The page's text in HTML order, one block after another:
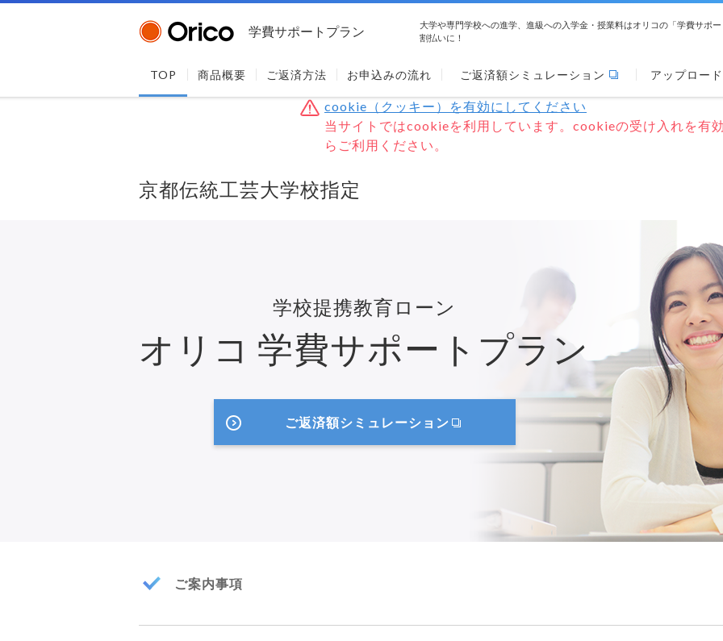
学費サポートプラン
大学や専門学校への進学、進級への入学金・授業料はオリコの「学費サポ
割払いに！
TOP 商品概要 ご返済方法 お申込みの流れ ご返済額シミュレーション アップロード
cookie（クッキー）を有効にしてください
当サイトではcookieを利用しています。cookieの受け入れを有
らご利用ください。
京都伝統工芸大学校指定
学校提携教育ローン
オリコ 学費サポートプラン
ご返済額シミュレーション
ご案内事項